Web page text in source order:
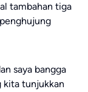
tambahan tiga
saya bangga
kita tunjukkan